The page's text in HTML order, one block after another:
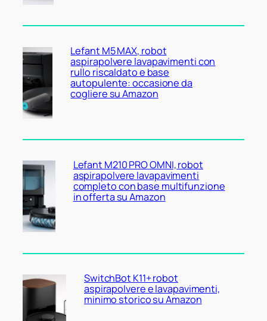
Lefant M5 MAX, robot
aspirapolvere lavapavimenti con
rullo riscaldato e base
autopulente: occasione da
cogliere su Amazon
Lefant M210 PRO OMNI, robot
aspirapolvere lavapavimenti
completo con base multifunzione
in offerta su Amazon
SwitchBot K11+ robot
aspirapolvere e lavapavimenti,
minimo storico su Amazon